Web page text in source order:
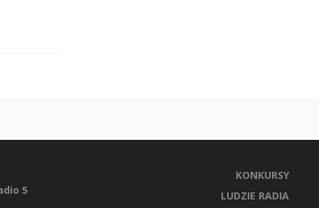
5
KONKURSY
LUDZIE RADIA